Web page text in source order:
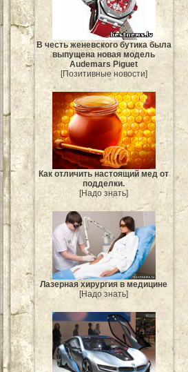
В честь женевского бутика была
выпущена новая модель
Audemars Piguet
[Позитивные новости]
Как отличить настоящий мед от
подделки.
[Надо знать]
Лазерная хирургия в медицине
[Надо знать]